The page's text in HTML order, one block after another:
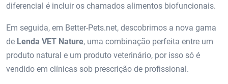
diferencial é incluir os chamados alimentos biofuncionais.
Em seguida, em Better-Pets.net, descobrimos a nova gama
de Lenda VET Nature, uma combinação perfeita entre um
produto natural e um produto veterinário, por isso só é
vendido em clínicas sob prescrição de profissional.